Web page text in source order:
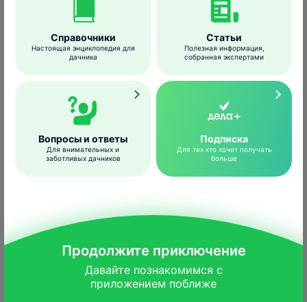
Справочники
Настоящая энциклопедия для
дачника
Статьи
Полезная информация,
собранная экспертами
Вопросы и ответы
Для внимательных и
заботливых дачников
Подписка
Для тех кто хочет получать
больше
Продолжите приключение
Давайте познакомимся с
приложением поближе